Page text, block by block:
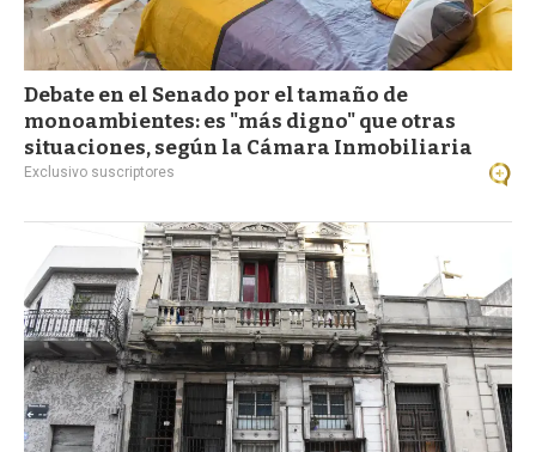
Debate en el Senado por el tamaño de
monoambientes: es "más digno" que otras
situaciones, según la Cámara Inmobiliaria
Exclusivo suscriptores